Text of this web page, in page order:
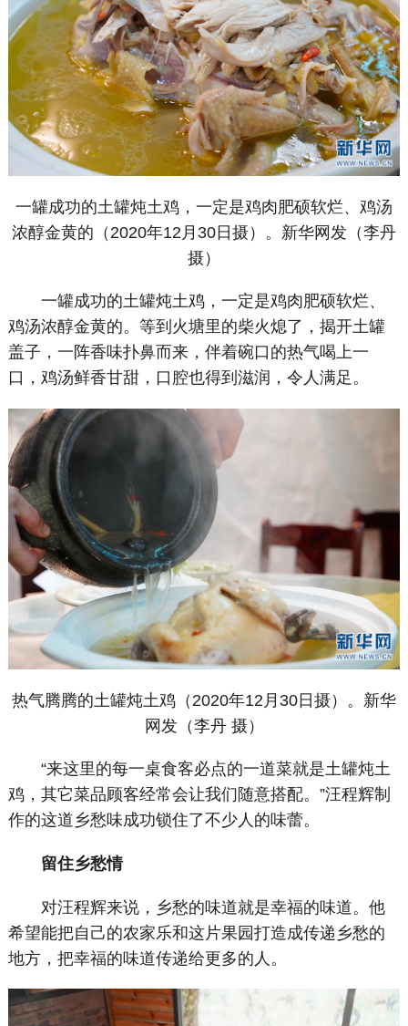
一罐成功的土罐炖土鸡，一定是鸡肉肥硕软烂、鸡汤
浓醇金黄的（2020年12月30日摄）。新华网发（李丹
摄）
一罐成功的土罐炖土鸡，一定是鸡肉肥硕软烂、
鸡汤浓醇金黄的。等到火塘里的柴火熄了，揭开土罐
盖子，一阵香味扑鼻而来，伴着碗口的热气喝上一
口，鸡汤鲜香甘甜，口腔也得到滋润，令人满足。
热气腾腾的土罐炖土鸡（2020年12月30日摄）。新华
网发（李丹 摄）
“来这里的每一桌食客必点的一道菜就是土罐炖土
鸡，其它菜品顾客经常会让我们随意搭配。”汪程辉制
作的这道乡愁味成功锁住了不少人的味蕾。
留住乡愁情
对汪程辉来说，乡愁的味道就是幸福的味道。他
希望能把自己的农家乐和这片果园打造成传递乡愁的
地方，把幸福的味道传递给更多的人。